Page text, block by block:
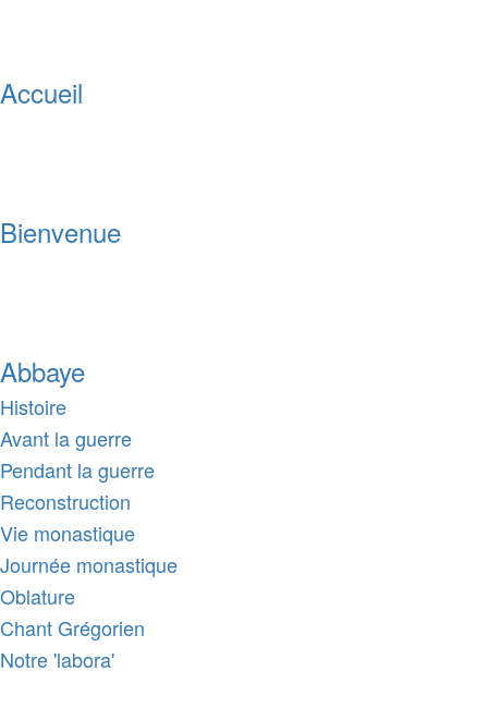
Accueil
Bienvenue
Abbaye
Histoire
Avant la guerre
Pendant la guerre
Reconstruction
Vie monastique
Journée monastique
Oblature
Chant Grégorien
Notre 'labora'